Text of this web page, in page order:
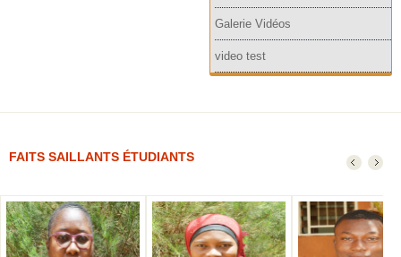
Galerie Vidéos
video test
FAITS SAILLANTS ÉTUDIANTS